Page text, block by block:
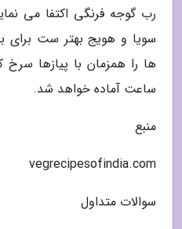
رب گوجه فرنگی اکتفا می
سویا و هویج بهتر ست برای
ها را همزمان با پیازها سرخ
ساعت آماده خواهد شد.
منبع
vegrecipesofindia.com
سوالات متداول